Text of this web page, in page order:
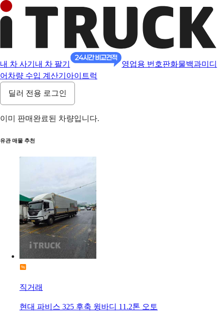
내 차 사기 내 차 팔기 영업용 번호판화물백과미디
어 차량 수입 계산기 아이트럭
딜러 전용 로그인
이미 판매완료된 차량입니다.
유관 매물 추천
직거래
현대 파비스 325 후축 윙바디 11.2톤 오토